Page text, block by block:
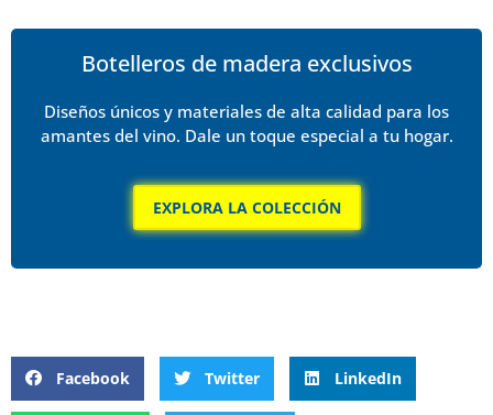
Botelleros de madera exclusivos
Diseños únicos y materiales de alta calidad para los
amantes del vino. Dale un toque especial a tu hogar.
EXPLORA LA COLECCIÓN
Facebook Twitter LinkedIn